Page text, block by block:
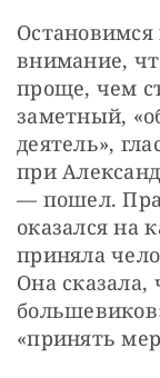
внимание,
проще, чем
заметный,
деятель»,
при
— пошел.
оказался на
приняла
Она сказала,
«принять